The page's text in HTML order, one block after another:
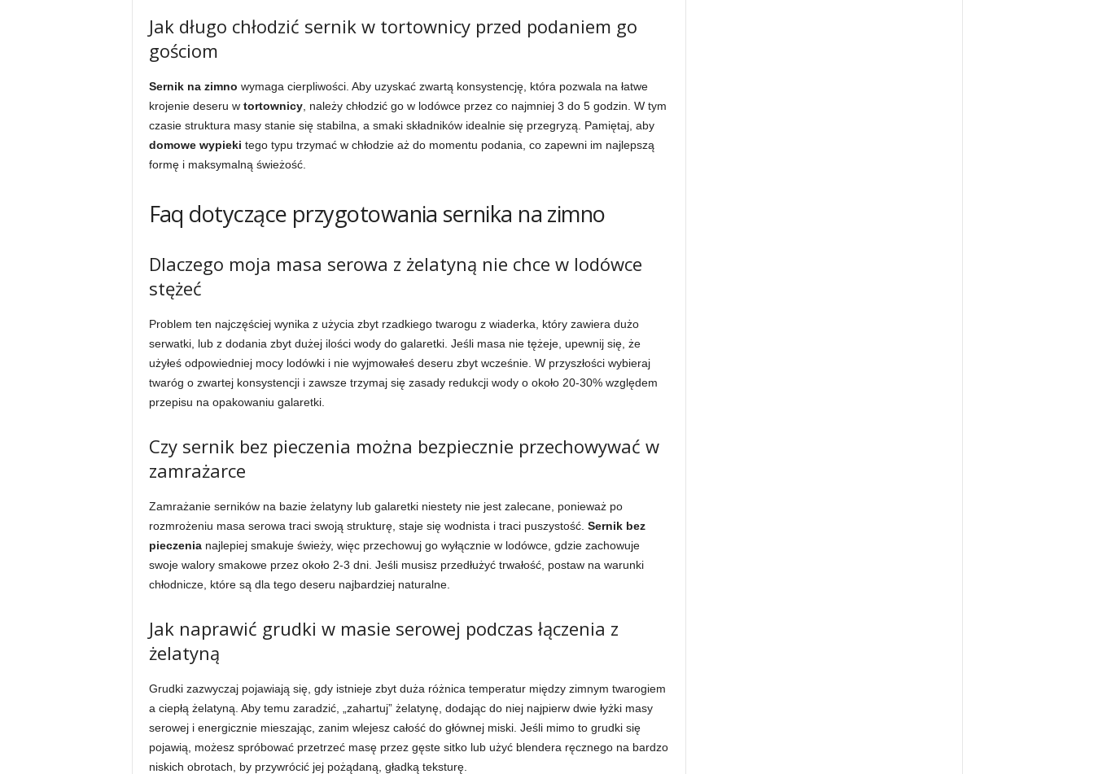
Jak długo chłodzić sernik w tortownicy przed podaniem go
gościom
Sernik na zimno wymaga cierpliwości. Aby uzyskać zwartą konsystencję, która pozwala na łatwe
krojenie deseru w tortownicy, należy chłodzić go w lodówce przez co najmniej 3 do 5 godzin. W tym
czasie struktura masy stanie się stabilna, a smaki składników idealnie się przegryzą. Pamiętaj, aby
domowe wypieki tego typu trzymać w chłodzie aż do momentu podania, co zapewni im najlepszą
formę i maksymalną świeżość.
Faq dotyczące przygotowania sernika na zimno
Dlaczego moja masa serowa z żelatyną nie chce w lodówce
stężeć
Problem ten najczęściej wynika z użycia zbyt rzadkiego twarogu z wiaderka, który zawiera dużo
serwatki, lub z dodania zbyt dużej ilości wody do galaretki. Jeśli masa nie tężeje, upewnij się, że
użyłeś odpowiedniej mocy lodówki i nie wyjmowałeś deseru zbyt wcześnie. W przyszłości wybieraj
twaróg o zwartej konsystencji i zawsze trzymaj się zasady redukcji wody o około 20-30% względem
przepisu na opakowaniu galaretki.
Czy sernik bez pieczenia można bezpiecznie przechowywać w
zamrażarce
Zamrażanie serników na bazie żelatyny lub galaretki niestety nie jest zalecane, ponieważ po
rozmrożeniu masa serowa traci swoją strukturę, staje się wodnista i traci puszystość. Sernik bez
pieczenianajlepiej smakuje świeży, więc przechowuj go wyłącznie w lodówce, gdzie zachowuje
swoje walory smakowe przez około 2-3 dni. Jeśli musisz przedłużyć trwałość, postaw na warunki
chłodnicze, które są dla tego deseru najbardziej naturalne.
Jak naprawić grudki w masie serowej podczas łączenia z
żelatyną
Grudki zazwyczaj pojawiają się, gdy istnieje zbyt duża różnica temperatur między zimnym twarogiem
a ciepłą żelatyną. Aby temu zaradzić, „zahartuj” żelatynę, dodając do niej najpierw dwie łyżki masy
serowej i energicznie mieszając, zanim wlejesz całość do głównej miski. Jeśli mimo to grudki się
pojawią, możesz spróbować przetrzeć masę przez gęste sitko lub użyć blendera ręcznego na bardzo
niskich obrotach, by przywrócić jej pożądaną, gładką teksturę.